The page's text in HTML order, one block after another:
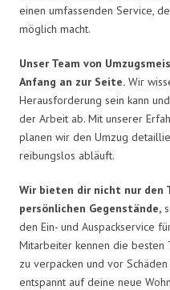
einen umfassenden Service,
möglich macht.
Unser Team von
Anfang an zur Seite. Wir
Herausforderung sein kann
der Arbeit ab. Mit unserer
planen wir den Umzug
reibungslos abläuft.
Wir bieten dir nicht nur den
persönlichen Gegenstände,
den Ein- und Auspackservice
Mitarbeiter kennen die besten
zu verpacken und vor
entspannt auf deine neue